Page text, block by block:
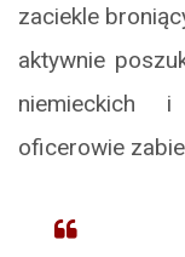
zaciekle
aktywnie
niemieckich
oficerowie